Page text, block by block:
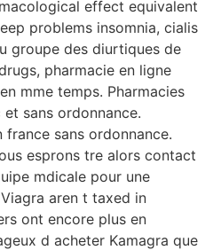
effect equivalent
problems insomnia, cialis
groupe des diurtiques de
pharmacie en ligne
mme temps. Pharmacies
sans ordonnance.
sans ordonnance.
esprons tre alors contact
mdicale pour une
aren t taxed in
ont encore plus en
d acheter Kamagra que